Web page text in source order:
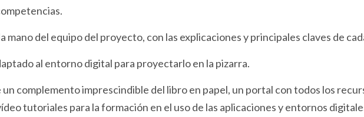
mano del equipo del proyecto, con las explicaciones y principales claves de
al entorno digital para proyectarlo en la pizarra.
un complemento imprescindible del libro en papel, un portal con todos los
tutoriales para la formación en el uso de las aplicaciones y entornos